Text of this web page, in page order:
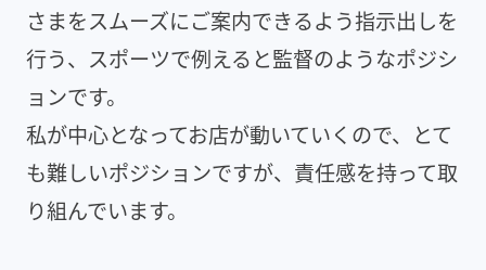
さまをスムーズにご案内できるよう指示出しを
行う、スポーツで例えると監督のようなポジシ
ョンです。
私が中心となってお店が動いていくので、とて
も難しいポジションですが、責任感を持って取
り組んでいます。